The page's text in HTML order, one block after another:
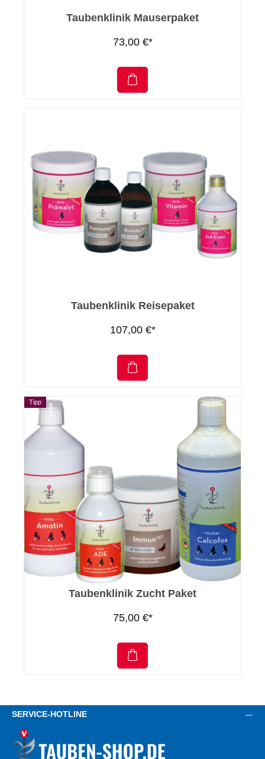
Taubenklinik Mauserpaket
73,00 €*
Taubenklinik Reisepaket
107,00 €*
Tipp
Taubenklinik Zucht Paket
75,00 €*
SERVICE-HOTLINE